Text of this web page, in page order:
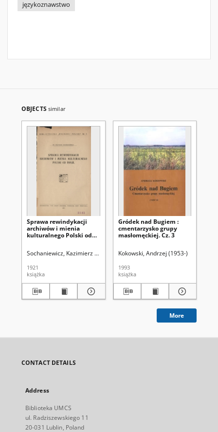
językoznawstwo
OBJECTS similar
Sprawa rewindykacji
archiwów i mienia
kulturalnego Polski od
Sochaniewicz, Kazimierz (1892-1930)
1921
książka
Gródek nad Bugiem :
cmentarzysko grupy
masłomęckiej. Cz. 3
Kokowski, Andrzej (1953-)
1993
książka
More
CONTACT DETAILS
Address
Biblioteka UMCS
ul. Radziszewskiego 11
20-031 Lublin, Poland